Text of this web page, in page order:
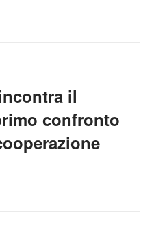
il
confronto